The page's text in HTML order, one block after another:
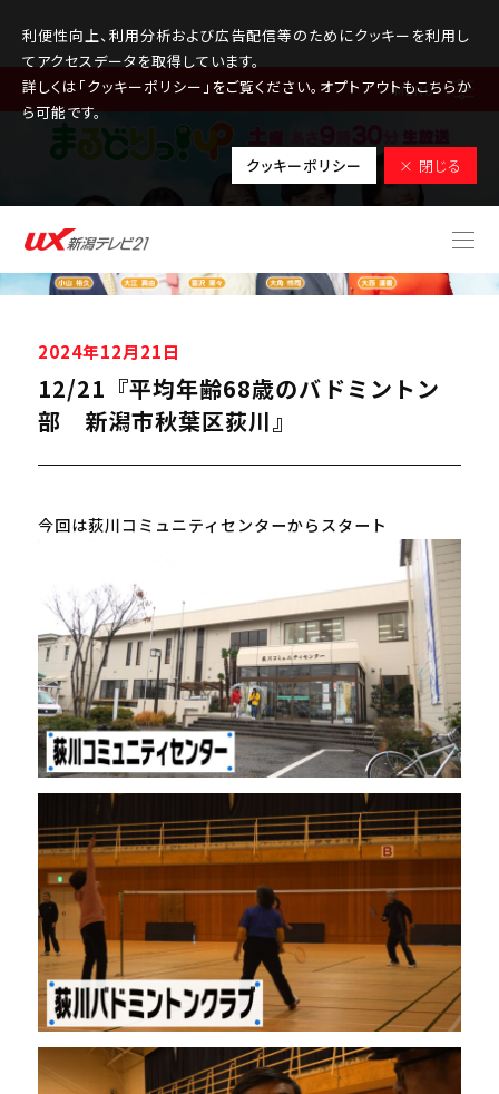
利便性向上、利用分析および広告配信等のためにクッキーを利用し
てアクセスデータを取得しています。
詳しくは「クッキーポリシー」をご覧ください。オプトアウトもこちらか
ら可能です。
クッキーポリシー × 閉じる
MENU
2024年12月21日
12/21『平均年齢68歳のバドミントン
部 新潟市秋葉区荻川』
今回は荻川コミュニティセンターからスタート